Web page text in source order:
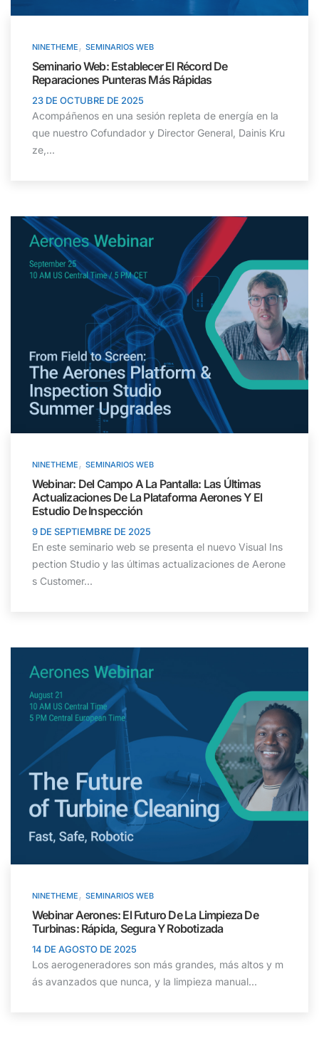
NINETHEME , SEMINARIOS WEB
Seminario Web: Establecer El Récord De
Reparaciones Punteras Más Rápidas
23 DE OCTUBRE DE 2025
Acompáñenos en una sesión repleta de energía en la
que nuestro Cofundador y Director General, Dainis Kru
ze,...
NINETHEME , SEMINARIOS WEB
Webinar: Del Campo A La Pantalla: Las Últimas
Actualizaciones De La Plataforma Aerones Y El
Estudio De Inspección
9 DE SEPTIEMBRE DE 2025
En este seminario web se presenta el nuevo Visual Ins
pection Studio y las últimas actualizaciones de Aerone
s Customer...
NINETHEME , SEMINARIOS WEB
Webinar Aerones: El Futuro De La Limpieza De
Turbinas: Rápida, Segura Y Robotizada
14 DE AGOSTO DE 2025
Los aerogeneradores son más grandes, más altos y m
ás avanzados que nunca, y la limpieza manual...